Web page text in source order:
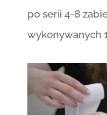
po serii 4-8
wykonywanych